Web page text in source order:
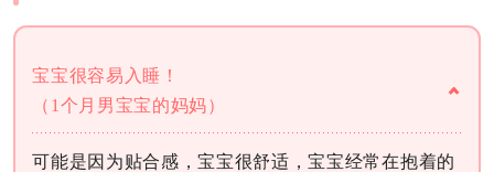
宝宝很容易入睡！
（1个月男宝宝的妈妈）
可能是因为贴合感，宝宝很舒适，宝宝经常在抱着的